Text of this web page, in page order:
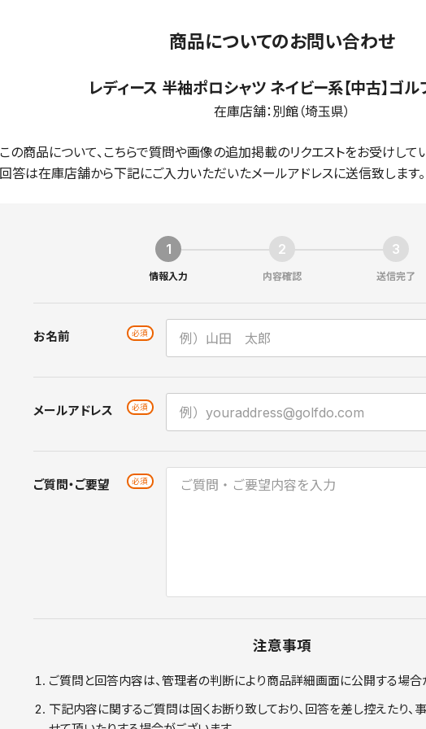
商品についてのお問い合わせ
レディース 半袖ポロシャツ ネイビー系【中古】ゴル
在庫店舗：別館（埼玉県）
この商品について、こちらで質問や画像の追加掲載のリクエストをお受けしてい
回答は在庫店舗から下記にご入力いただいたメールアドレスに送信致します。
情報入力 内容確認 送信完了
お名前
メールアドレス
ご質問・ご要望
注意事項
ご質問と回答内容は、管理者の判断により商品詳細画面に公開する場合
下記内容に関するご質問は固くお断り致しており、回答を差し控えたり、